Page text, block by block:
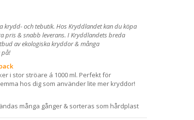
krydd- och tebutik. Hos Kryddlandet kan du köpa
pris & snabb leverans. I Kryddlandets breda
av ekologiska kryddor & många
på!
i stor ströare á 1000 ml. Perfekt för
hos dig som använder lite mer kryddor!
många gånger & sorteras som hårdplast